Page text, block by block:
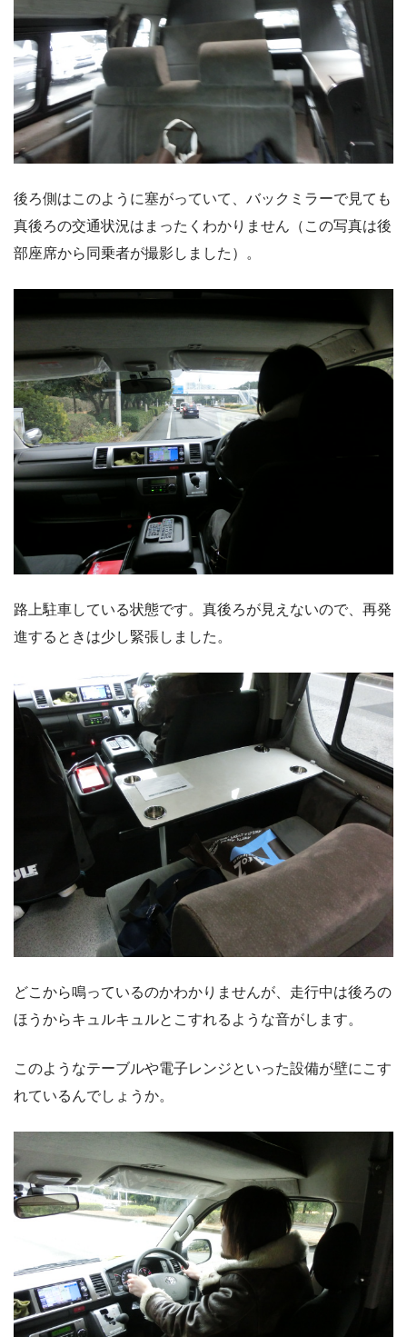
後ろ側はこのように塞がっていて、バックミラーで見ても
真後ろの交通状況はまったくわかりません（この写真は後
部座席から同乗者が撮影しました）。
路上駐車している状態です。真後ろが見えないので、再発
進するときは少し緊張しました。
どこから鳴っているのかわかりませんが、走行中は後ろの
ほうからキュルキュルとこすれるような音がします。
このようなテーブルや電子レンジといった設備が壁にこす
れているんでしょうか。